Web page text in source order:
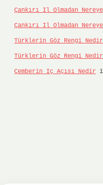
Çankırı Il Olmadan
Çankırı Il Olmadan
Türklerin Göz Rengi Nedir
Türklerin Göz Rengi Nedir
Çemberin Iç Açısı Nedir